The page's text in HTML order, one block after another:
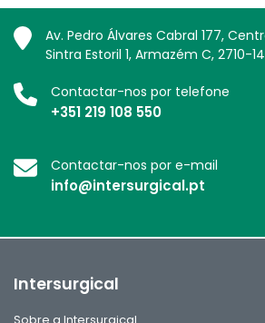
Av. Pedro Álvares Cabral 177,
Sintra Estoril 1, Armazém C, 2710-
Contactar-nos por telefone
+351 219 108 550
Contactar-nos por e-mail
info@intersurgical.pt
Intersurgical